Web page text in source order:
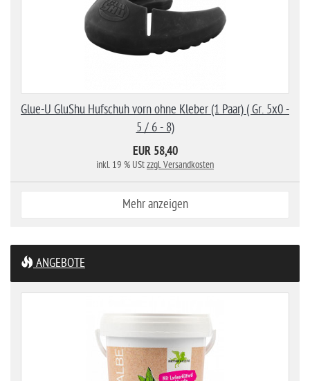
Glue-U GluShu Hufschuh vorn ohne Kleber (1 Paar) ( Gr. 5x0 -
5 / 6 - 8)
EUR 58,40
inkl. 19 % UStzzgl. Versandkosten
Mehr anzeigen
ANGEBOTE